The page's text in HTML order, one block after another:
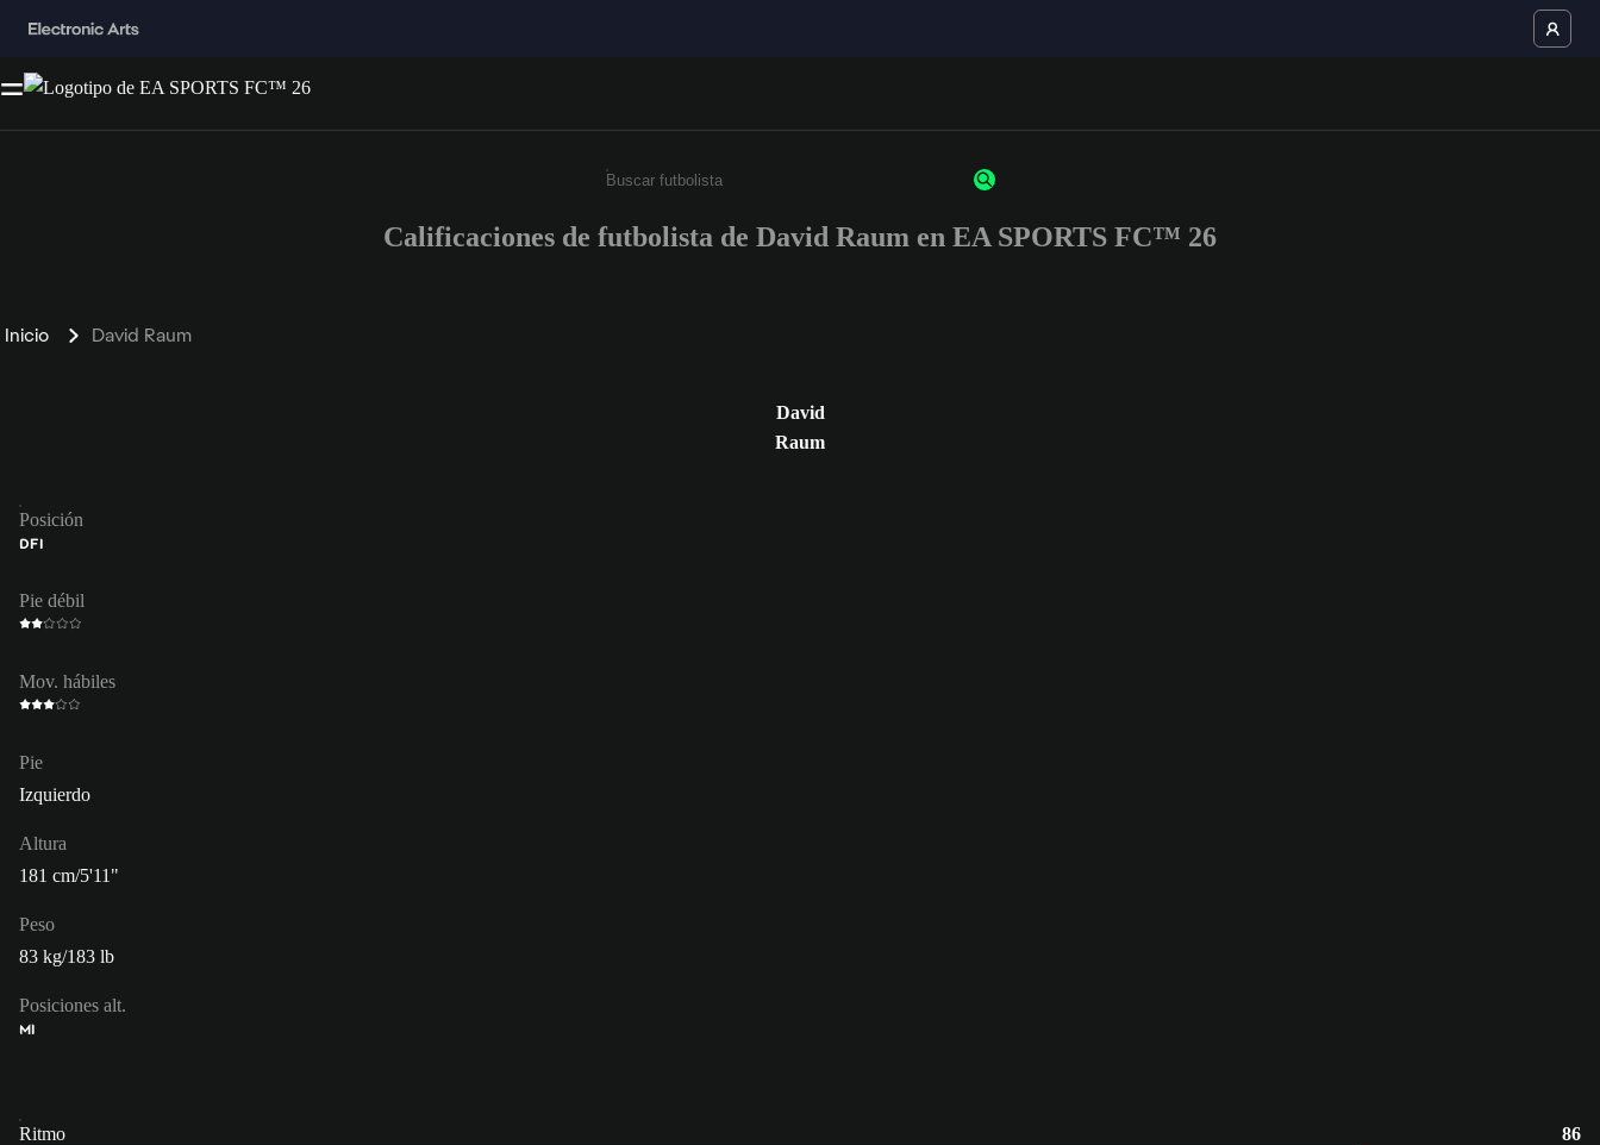
Ingresa un mínimo de 3 caracteres o números
Calificaciones de futbolista de David Raum en EA SPORTS FC™ 26
Inicio David Raum
David
Raum
Posición
DFI
Pie débil
Mov. hábiles
Pie
Izquierdo
Altura
181 cm/5'11"
Peso
83 kg/183 lb
Posiciones alt.
MI
Ritmo
86